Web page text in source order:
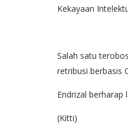
Kekayaan
Salah satu
retribusi berbasis
Endrizal berharap
(Kitti)